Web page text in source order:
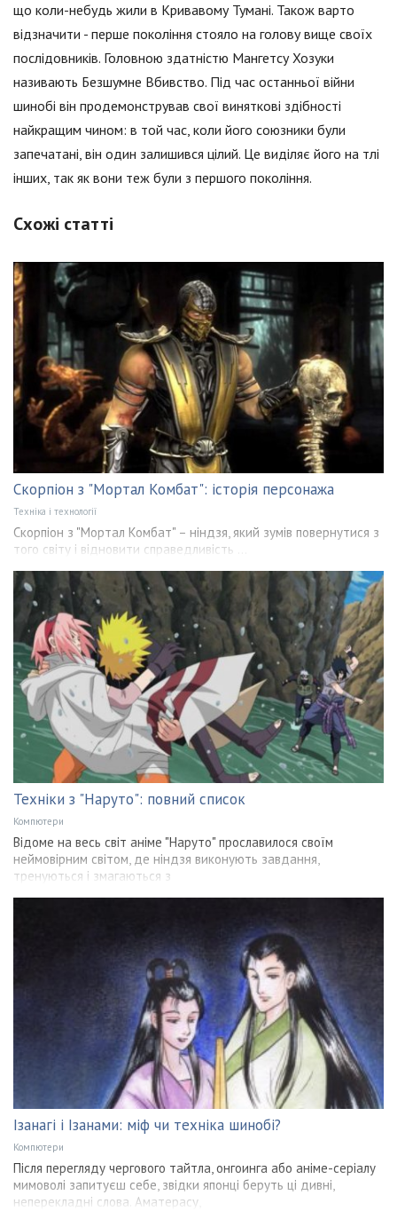
що коли-небудь жили в Кривавому Тумані. Також варто
відзначити - перше покоління стояло на голову вище своїх
послідовників. Головною здатністю Мангетсу Хозуки
називають Безшумне Вбивство. Під час останньої війни
шинобі він продемонстрував свої виняткові здібності
найкращим чином: в той час, коли його союзники були
запечатані, він один залишився цілий. Це виділяє його на тлі
інших, так як вони теж були з першого покоління.
Схожі статті
Скорпіон з "Мортал Комбат": історія персонажа
Техніка і технології
Скорпіон з "Мортал Комбат" – ніндзя, який зумів повернутися з
того світу і відновити справедливість ...
Техніки з "Наруто": повний список
Компютери
Відоме на весь світ аніме "Наруто" прославилося своїм
неймовірним світом, де ніндзя виконують завдання,
тренуються і змагаються з
Ізанагі і Ізанами: міф чи техніка шинобі?
Компютери
Після перегляду чергового тайтла, онгоинга або аніме-серіалу
мимоволі запитуєш себе, звідки японці беруть ці дивні,
неперекладні слова. Аматерасу,